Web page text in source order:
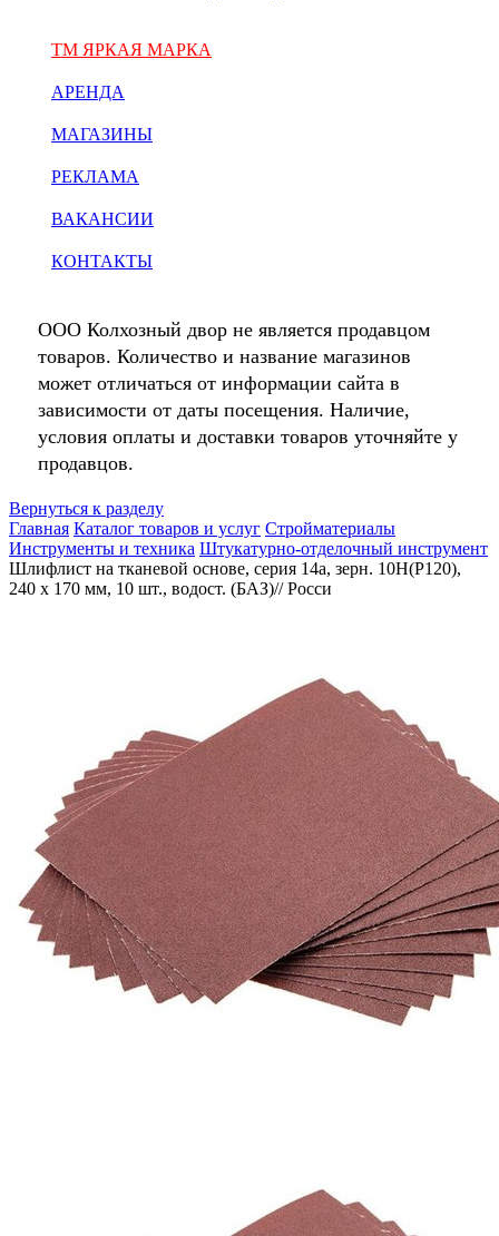
ТМ ЯРКАЯ МАРКА
АРЕНДА
МАГАЗИНЫ
РЕКЛАМА
ВАКАНСИИ
КОНТАКТЫ
ООО Колхозный двор не является продавцом
товаров. Количество и название магазинов
может отличаться от информации сайта в
зависимости от даты посещения. Наличие,
условия оплаты и доставки товаров уточняйте у
продавцов.
Вернуться к разделу
Главная Каталог товаров и услуг Стройматериалы
Инструменты и техника Штукатурно-отделочный инструмент
Шлифлист на тканевой основе, серия 14а, зерн. 10Н(P120),
240 х 170 мм, 10 шт., водост. (БАЗ)// Росси